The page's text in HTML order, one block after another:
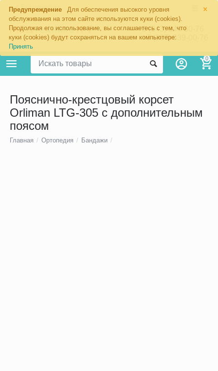
×
Предупреждение
Для обеспечения высокого уровня
обслуживания на этом сайте используются куки (cookies).
Продолжая его использование, вы соглашаетесь с тем, что
куки (cookies) будут сохраняться на вашем компьютере:
Принять
Екатеринбург
8 (343) 344-60-76
+7 (967) 639-00-76
0
Пояснично-крестцовый корсет
Orliman LTG-305 с дополнительным
поясом
Главная / Ортопедия / Бандажи /